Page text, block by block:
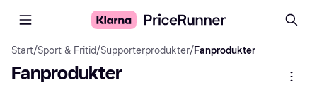
Start/Sport & Fritid/Supporterprodukter/Fanprodukter
Fanprodukter